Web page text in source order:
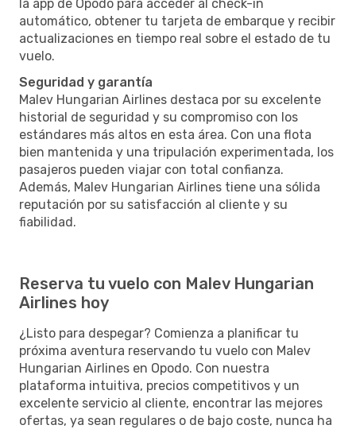
la app de Opodo para acceder al check-in
automático, obtener tu tarjeta de embarque y recibir
actualizaciones en tiempo real sobre el estado de tu
vuelo.
Seguridad y garantía
Malev Hungarian Airlines destaca por su excelente
historial de seguridad y su compromiso con los
estándares más altos en esta área. Con una flota
bien mantenida y una tripulación experimentada, los
pasajeros pueden viajar con total confianza.
Además, Malev Hungarian Airlines tiene una sólida
reputación por su satisfacción al cliente y su
fiabilidad.
Reserva tu vuelo con Malev Hungarian
Airlines hoy
¿Listo para despegar? Comienza a planificar tu
próxima aventura reservando tu vuelo con Malev
Hungarian Airlines en Opodo. Con nuestra
plataforma intuitiva, precios competitivos y un
excelente servicio al cliente, encontrar las mejores
ofertas, ya sean regulares o de bajo coste, nunca ha